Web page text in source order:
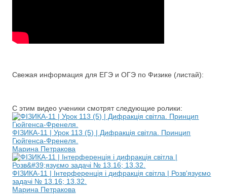
Свежая информация для ЕГЭ и ОГЭ по Физике (листай):
С этим видео ученики смотрят следующие ролики:
ФІЗИКА-11 | Урок 113 (5) | Дифракція світла. Принцип
Гюйгенса-Френеля.
Марина Петракова
ФІЗИКА-11 | Інтерференція і дифракція світла | Розв'язуємо
задачі № 13.16; 13.32.
Марина Петракова